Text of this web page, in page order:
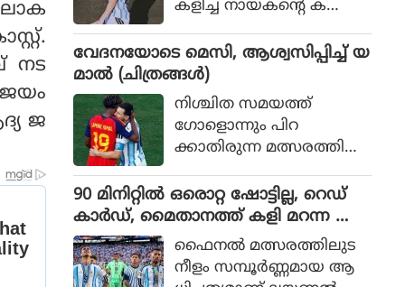
നട
ജ
കളിച്ച നായകന്റെ ക
36 വർഷങ്ങൾക്കു ശേഷം
വിശ്വകിരീടം
വേദനയോടെ മെസി, ആശ്വസിപ്പിച്ച് യ
മാൽ (ചിത്രങ്ങൾ)
നിശ്ചിത സമയത്ത്
ഗോളൊന്നും പിറ
ക്കാതിരുന്ന മത്സരത്തിൽ
സ്‌പെയിൻ ഗോൾ നേടിയ
ത്
90 മിനിറ്റിൽ ഒരൊറ്റ ഷോട്ടില്ല, റെഡ്
കാർഡ്, മൈതാനത്ത് കളി മറന്ന അർ
ജൻ്റീന, സ്പെയിനിന് മാത്രം അർഹത
പ്പെട്ട കിരീടം
ഫൈനല്‍ മത്സരത്തിലുട
നീളം സമ്പൂര്‍ണ്ണമായ ആ